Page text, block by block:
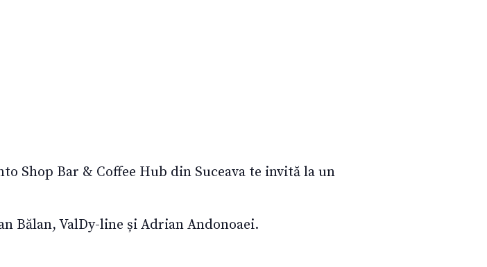
Shop Bar & Coffee Hub din Suceava te invită la un
Bălan, ValDy-line și Adrian Andonoaei.